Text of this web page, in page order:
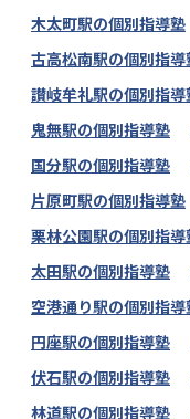
木太町駅の個別指導塾
古高松南駅の個別指導
讃岐牟礼駅の個別指導
鬼無駅の個別指導塾
国分駅の個別指導塾
片原町駅の個別指導塾
栗林公園駅の個別指導
太田駅の個別指導塾
空港通り駅の個別指導
円座駅の個別指導塾
伏石駅の個別指導塾
林道駅の個別指導塾